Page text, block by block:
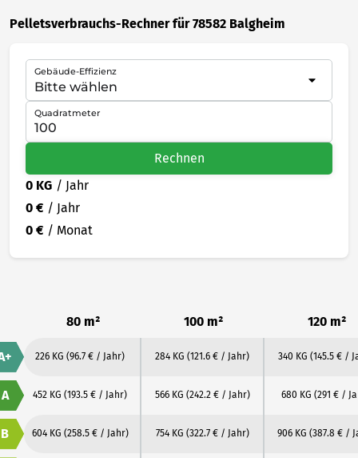
Pelletsverbrauchs-Rechner für 78582 Balgheim
Gebäude-Effizienz
Quadratmeter
Rechnen
0 KG / Jahr
0 € / Jahr
0 € / Monat
80 m² 100 m² 120 m²
226 KG (96.7 € / Jahr) 284 KG (121.6 € / Jahr) 340 KG (145.5 € /
A 452 KG (193.5 € / Jahr) 566 KG (242.2 € / Jahr) 680 KG (291 € /
B 604 KG (258.5 € / Jahr) 754 KG (322.7 € / Jahr) 906 KG (387.8 € /